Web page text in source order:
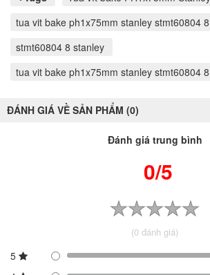
tua vit bake ph1x75mm stanley stmt60804 8
stmt60804 8 stanley
tua vit bake ph1x75mm stanley stmt60804
ĐÁNH GIÁ VỀ SẢN PHẨM (0)
Đánh giá trung bình
0/5
(0 đánh giá)
5